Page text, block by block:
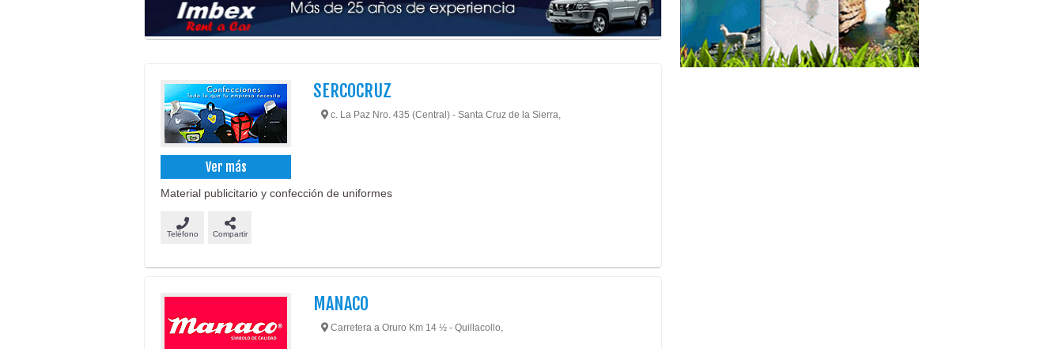
Ver más
SERCOCRUZ
c. La Paz Nro. 435 (Central) - Santa Cruz de la Sierra,
Material publicitario y confección de uniformes
Teléfono Compartir
MANACO
Carretera a Oruro Km 14 ½ - Quillacollo,
Cilindros de oxígeno
Extintores, Venta de Equipos
Extintores
Generadores de oxígeno